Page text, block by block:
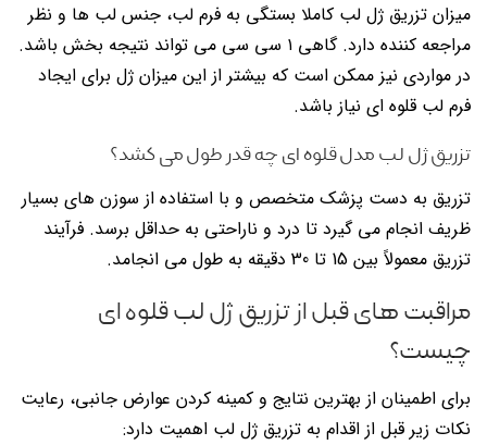
میزان تزریق ژل لب کاملا بستگی به فرم لب، جنس لب ها و نظر
مراجعه کننده دارد. گاهی ۱ سی سی می تواند نتیجه بخش باشد.
در مواردی نیز ممکن است که بیشتر از این میزان ژل برای ایجاد
فرم لب قلوه ای نیاز باشد.
تزریق ژل لب مدل قلوه ای چه قدر طول می کشد؟
تزریق به دست پزشک متخصص و با استفاده از سوزن های بسیار
ظریف انجام می گیرد تا درد و ناراحتی به حداقل برسد. فرآیند
تزریق معمولاً بین 15 تا 30 دقیقه به طول می انجامد.
مراقبت های قبل از تزریق ژل لب قلوه ای
چیست؟
برای اطمینان از بهترین نتایج و کمینه کردن عوارض جانبی، رعایت
نکات زیر قبل از اقدام به تزریق ژل لب اهمیت دارد: